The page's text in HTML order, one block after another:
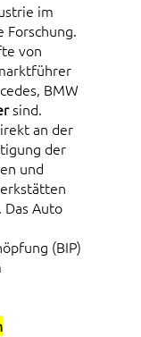
im
Forschung.
von
BMW
sind.
an der
der
und
Auto
(BIP)